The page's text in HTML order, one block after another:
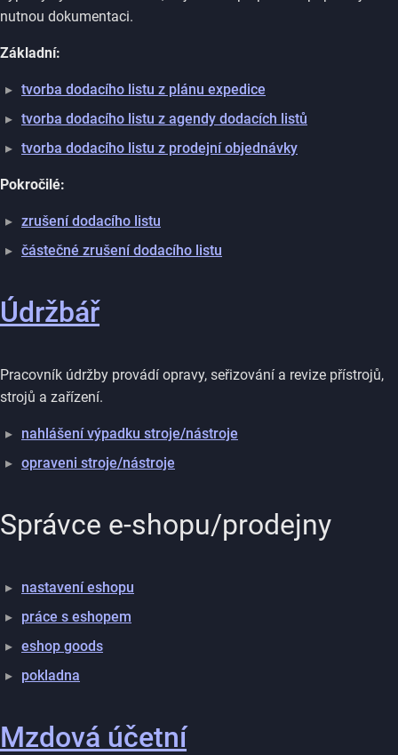
nutnou dokumentaci.
Základní:
tvorba dodacího listu z plánu expedice
tvorba dodacího listu z agendy dodacích listů
tvorba dodacího listu z prodejní objednávky
Pokročilé:
zrušení dodacího listu
částečné zrušení dodacího listu
Údržbář
Pracovník údržby provádí opravy, seřizování a revize přístrojů,
strojů a zařízení.
nahlášení výpadku stroje/nástroje
opraveni stroje/nástroje
Správce e-shopu/prodejny
nastavení eshopu
práce s eshopem
eshop goods
pokladna
Mzdová účetní